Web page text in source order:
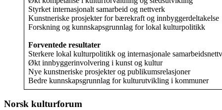
Styrket internasjonalt samarbeid og nettverk
Kunstneriske prosjekter for bærekraft og innbyggerdeltakelse
Forskning og kunnskapsgrunnlag for lokal kulturpolitikk
Forventede resultater
Sterkere lokal kulturpolitikk og internasjonale
Økt innbyggerinvolvering i kunst og kultur
Nye kunstneriske prosjekter og publikumsrelasjoner
Bedre kunnskapsgrunnlag for kulturutvikling i kommuner
Norsk kulturforum